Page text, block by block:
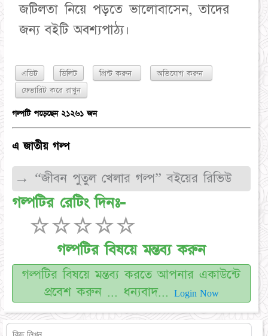
জটিলতা নিয়ে পড়তে ভালোবাসেন, তাদের
জন্য বইটি অবশ্যপাঠ্য।
এডিট ডিলিট প্রিন্ট করুন অভিযোগ করুন
গল্পটি পড়েছেন ২১২৬১ জন
এ জাতীয় গল্প
→ “জীবন পুতুল খেলার গল্প” বইয়ের রিভিউ
গল্পটির রেটিং দিনঃ-
☆
☆
☆
☆
☆
গল্পটির বিষয়ে মন্তব্য করুন
গল্পটির বিষয়ে মন্তব্য করতে আপনার একাউন্টে
প্রবেশ করুন ... ধন্যবাদ...
Login Now